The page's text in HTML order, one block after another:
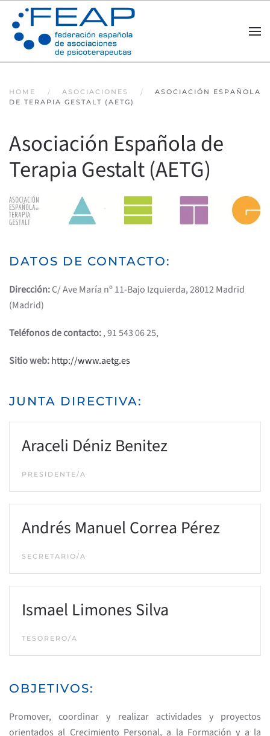
Skip to main content
HOME ASOCIACIONES
ASOCIACIÓN ESPAÑOLA
DE TERAPIA GESTALT (AETG)
Asociación Española de
Terapia Gestalt (AETG)
DATOS DE CONTACTO:
Dirección:C/ Ave María nº 11-Bajo Izquierda, 28012 Madrid
(Madrid)
Teléfonos de contacto:, 91 543 06 25,
Sitio web:http://www.aetg.es
JUNTA DIRECTIVA:
Araceli Déniz Benitez
PRESIDENTE/A
Andrés Manuel Correa Pérez
SECRETARIO/A
Ismael Limones Silva
TESORERO/A
OBJETIVOS:
Promover, coordinar y realizar actividades y proyectos
orientados al Crecimiento Personal, a la Formación y a la